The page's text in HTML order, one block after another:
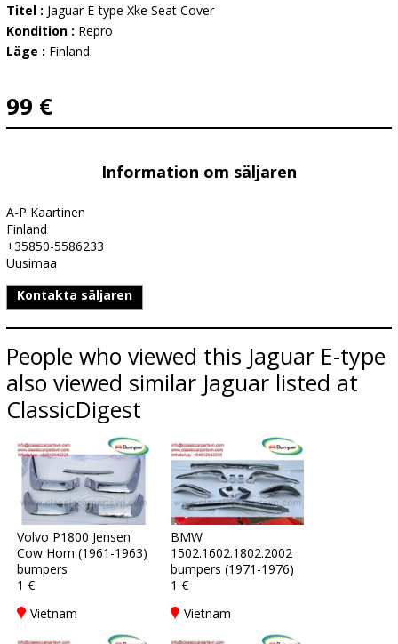
Titel : Jaguar E-type Xke Seat Cover
Kondition : Repro
Läge : Finland
99 €
Information om säljaren
A-P Kaartinen
Finland
+35850-5586233
Uusimaa
Kontakta säljaren
People who viewed this Jaguar E-type
also viewed similar Jaguar listed at
ClassicDigest
Volvo P1800 Jensen
Cow Horn (1961-1963)
bumpers
1 €
Vietnam
BMW
1502.1602.1802.2002
bumpers (1971-1976)
1 €
Vietnam